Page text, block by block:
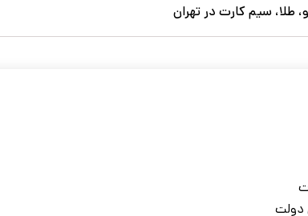
طلا، سیم کارت در تهران